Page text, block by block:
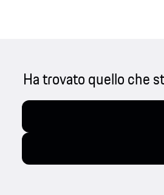
Ha trovato quello che